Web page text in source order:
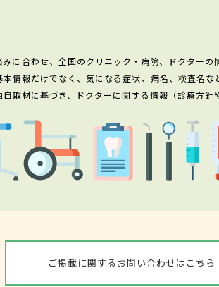
に合わせ、全国のクリニック・病院、ドクターの
情報だけでなく、気になる症状、病名、検査名
取材に基づき、ドクターに関する情報（診療方針
ご掲載に関するお問い合わせはこちら